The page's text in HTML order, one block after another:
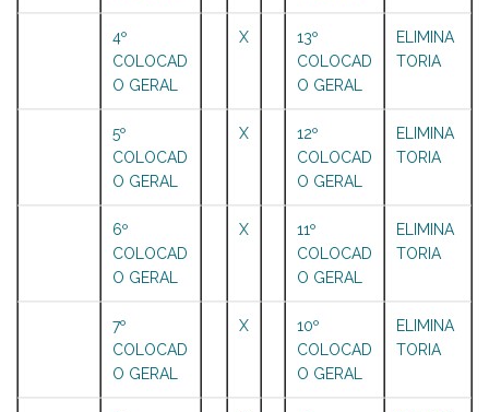
4º
COLOCAD
O GERAL
X
13º
COLOCAD
O GERAL
ELIMINA
TORIA
5º
COLOCAD
O GERAL
X
12º
COLOCAD
O GERAL
ELIMINA
TORIA
6º
COLOCAD
O GERAL
X
11º
COLOCAD
O GERAL
ELIMINA
TORIA
7º
COLOCAD
O GERAL
X
10º
COLOCAD
O GERAL
ELIMINA
TORIA